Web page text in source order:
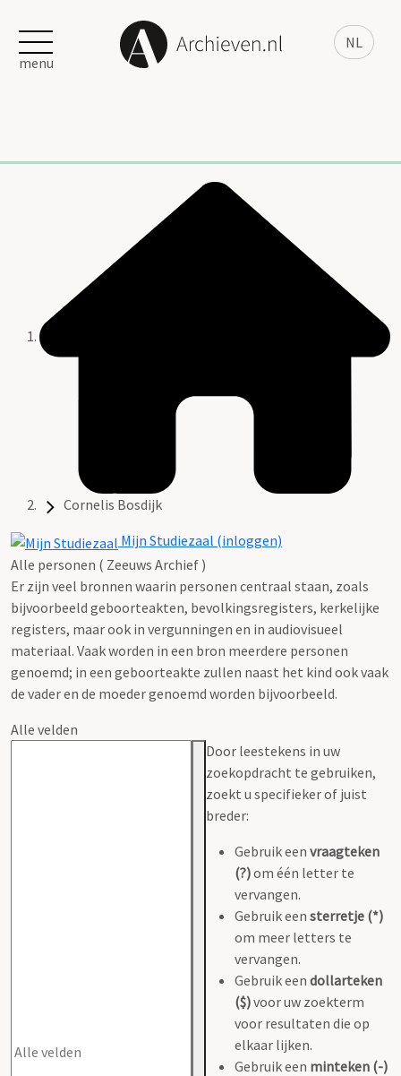
NL
menu
Cornelis Bosdijk
Mijn Studiezaal (inloggen)
Alle personen ( Zeeuws Archief )
Er zijn veel bronnen waarin personen centraal staan, zoals
bijvoorbeeld geboorteakten, bevolkingsregisters, kerkelijke
registers, maar ook in vergunningen en in audiovisueel
materiaal. Vaak worden in een bron meerdere personen
genoemd; in een geboorteakte zullen naast het kind ook vaak
de vader en de moeder genoemd worden bijvoorbeeld.
Alle velden
Door leestekens in uw
zoekopdracht te gebruiken,
zoekt u specifieker of juist
breder:
Gebruik een vraagteken
(?)om één letter te
vervangen.
Gebruik een sterretje (*)
om meer letters te
vervangen.
Gebruik een dollarteken
($)voor uw zoekterm
voor resultaten die op
elkaar lijken.
Gebruik een minteken (-)